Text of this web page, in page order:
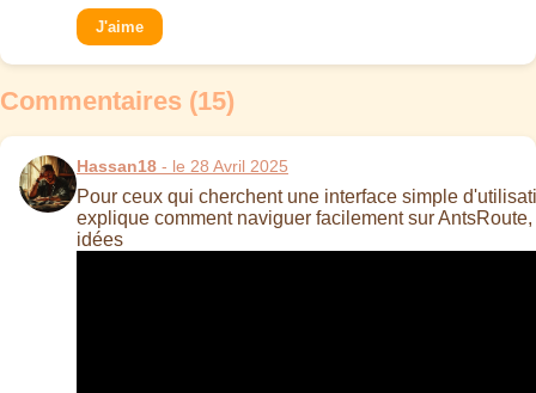
J'aime
Commentaires (15)
Hassan18 - le 28 Avril 2025
Pour ceux qui cherchent une interface simple
explique comment naviguer facilement sur
idées